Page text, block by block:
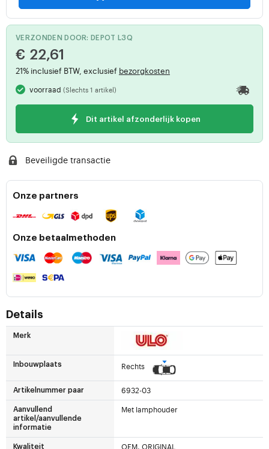
VERZONDEN DOOR: DEPOT L3Q
€ 22,61
21% inclusief BTW, exclusief bezorgkosten
voorraad(Slechts 1 artikel)
Dit artikel afzonderlijk kopen
Beveiligde transactie
Onze partners
Onze betaalmethoden
Details
Merk
Inbouwplaats Rechts
Artikelnummer paar 6932-03
Aanvullend
artikel/aanvullende
informatie
Met lamphouder
Kwaliteit OEM, ORIGINAL